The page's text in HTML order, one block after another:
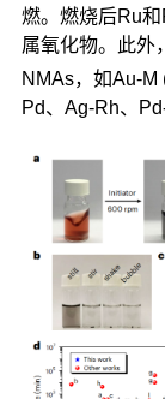
燃。燃烧后Ru
属氧化物。此外
NMAs，如Au-
Pd、Ag-Rh、